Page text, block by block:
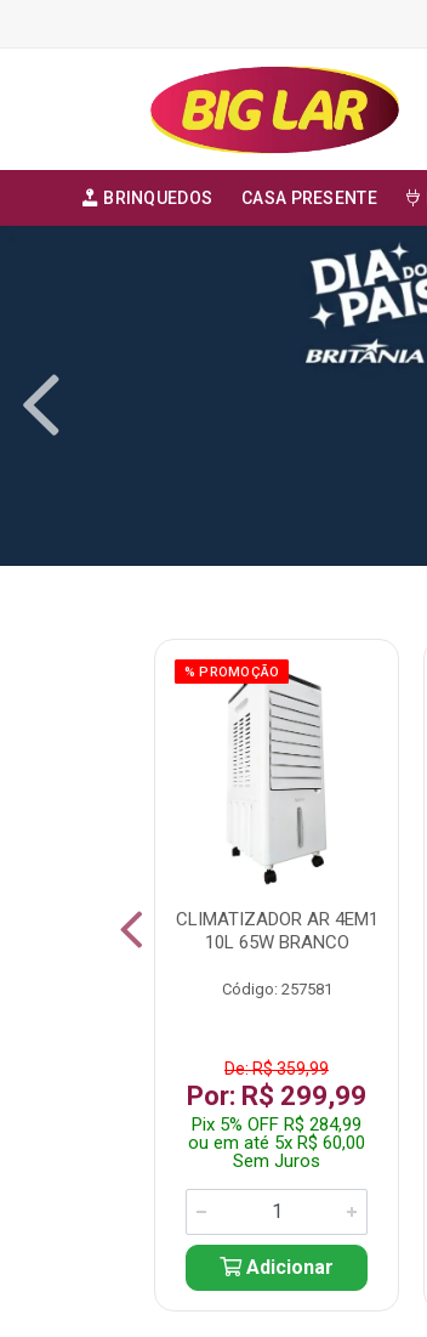
BRINQUEDOS CASA PRESENTE
% PROMOÇÃO
CLIMATIZADOR AR 4EM1
10L 65W BRANCO
Código: 257581
De: R$ 359,99
Por: R$ 299,99
Pix 5% OFF R$ 284,99
ou em até 5x R$ 60,00
Sem Juros
Adicionar